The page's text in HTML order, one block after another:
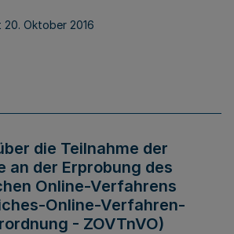
20. Oktober 2016
die Teilnahme der
an der Erprobung des
Online-Verfahrens
Online-Verfahren-
- ZOVTnVO)